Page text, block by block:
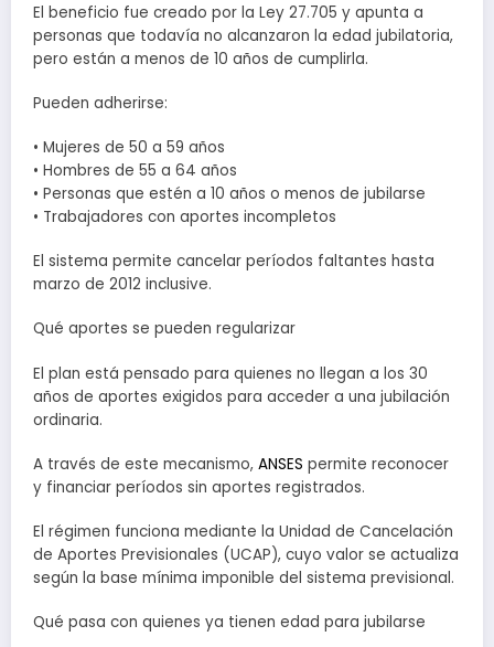
El beneficio fue creado por la Ley 27.705 y apunta a
personas que todavía no alcanzaron la edad jubilatoria,
pero están a menos de 10 años de cumplirla.
Pueden adherirse:
• Mujeres de 50 a 59 años
• Hombres de 55 a 64 años
• Personas que estén a 10 años o menos de jubilarse
• Trabajadores con aportes incompletos
El sistema permite cancelar períodos faltantes hasta
marzo de 2012 inclusive.
Qué aportes se pueden regularizar
El plan está pensado para quienes no llegan a los 30
años de aportes exigidos para acceder a una jubilación
ordinaria.
A través de este mecanismo, ANSES permite reconocer
y financiar períodos sin aportes registrados.
El régimen funciona mediante la Unidad de Cancelación
de Aportes Previsionales (UCAP), cuyo valor se actualiza
según la base mínima imponible del sistema previsional.
Qué pasa con quienes ya tienen edad para jubilarse